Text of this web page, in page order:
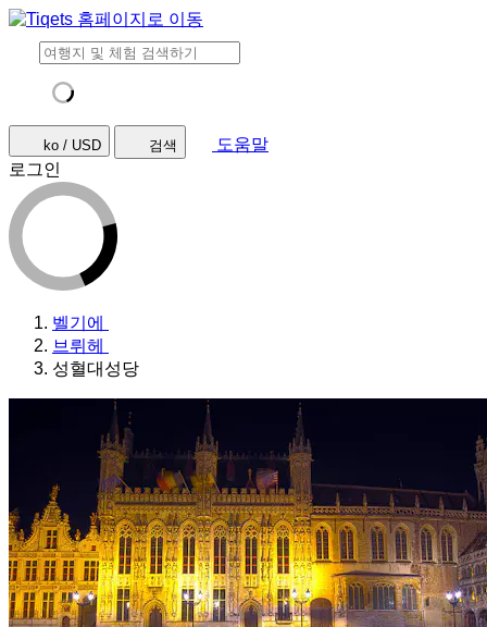
ko / USD 검색
도움말
로그인
벨기에
브뤼헤
성혈대성당